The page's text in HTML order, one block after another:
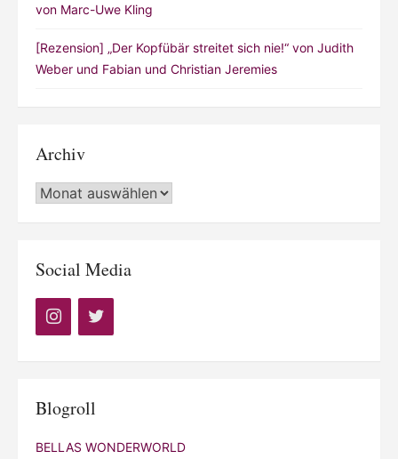
von Marc-Uwe Kling
[Rezension] „Der Kopfübär streitet sich nie!“ von Judith
Weber und Fabian und Christian Jeremies
Archiv
Archiv
Social Media
Blogroll
BELLAS WONDERWORLD